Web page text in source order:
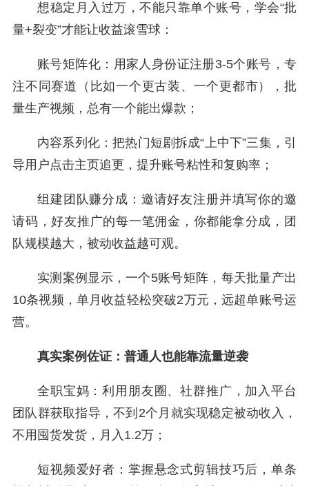
想稳定月入过万，不能只靠单个账号，学会“批
量+裂变”才能让收益滚雪球：
账号矩阵化：用家人身份证注册3-5个账号，专
注不同赛道（比如一个更古装、一个更都市），批
量生产视频，总有一个能出爆款；
内容系列化：把热门短剧拆成“上中下”三集，引
导用户点击主页追更，提升账号粘性和复购率；
组建团队赚分成：邀请好友注册并填写你的邀
请码，好友推广的每一笔佣金，你都能拿分成，团
队规模越大，被动收益越可观。
实测案例显示，一个5账号矩阵，每天批量产出
10条视频，单月收益轻松突破2万元，远超单账号运
营。
真实案例佐证：普通人也能靠流量逆袭
全职宝妈：利用朋友圈、社群推广，加入平台
团队群获取指导，不到2个月就实现稳定被动收入，
不用囤货发货，月入1.2万；
短视频爱好者：掌握悬念式剪辑技巧后，单条